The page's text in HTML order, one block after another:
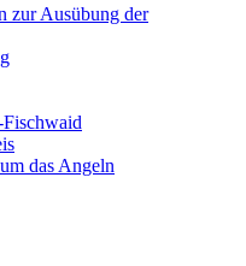
zur Ausübung der
das Angeln